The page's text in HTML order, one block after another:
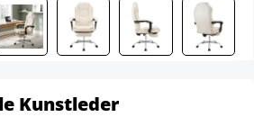
Kunstleder